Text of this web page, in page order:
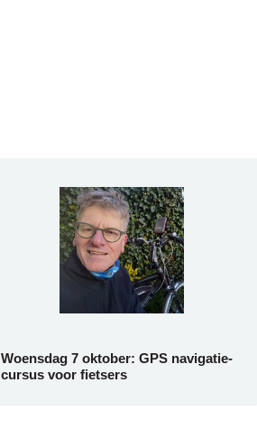
Woensdag 7 oktober: GPS navigatie-
cursus voor fietsers